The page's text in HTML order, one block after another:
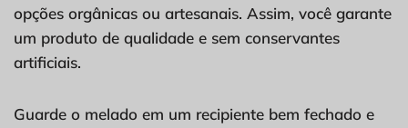
opções orgânicas ou artesanais. Assim, você garante
um produto de qualidade e sem conservantes
artificiais.
Guarde o melado em um recipiente bem fechado e